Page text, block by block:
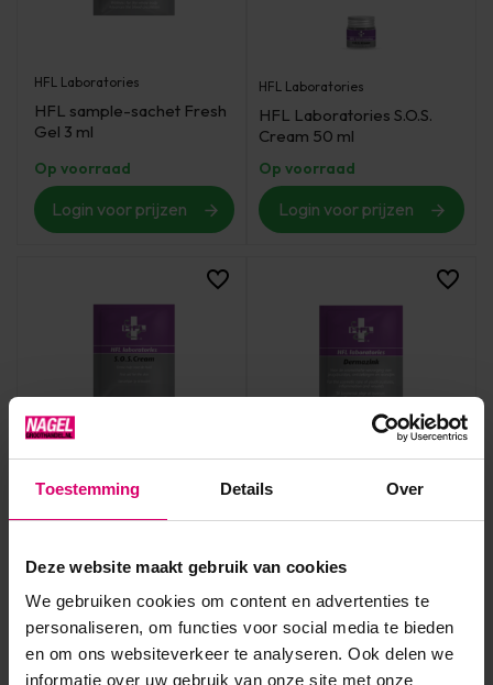
Toestemming Details Over
Deze website maakt gebruik van cookies
We gebruiken cookies om content en advertenties te
personaliseren, om functies voor social media te bieden
en om ons websiteverkeer te analyseren. Ook delen we
informatie over uw gebruik van onze site met onze
HFL Laboratories
HFL sample-sachet Fresh
Gel 3 ml
Op voorraad
Login voor prijzen
HFL Laboratories
HFL Laboratories S.O.S.
Cream 50 ml
Op voorraad
Login voor prijzen
HFL sample-sachet S.O.S.
Cream 3 ml
Login voor prijzen
Dermazink 3 ml
Login voor prijzen